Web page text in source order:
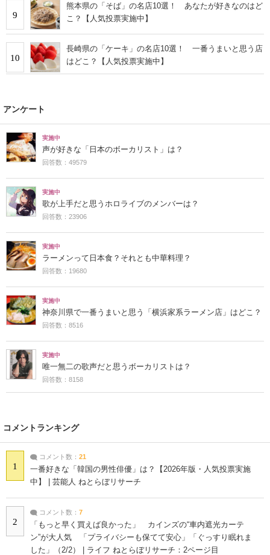
9
熊本県の「そば」の名店10選！ あなたが好きなのはど
こ？【人気投票実施中】
10
長崎県の「ケーキ」の名店10選！ 一番うまいと思う店
はどこ？【人気投票実施中】
アンケート
実施中
声が好きな「日本のボーカリスト」は？
回答数：49579
実施中
歌が上手だと思うホロライブのメンバーは？
回答数：23906
実施中
ラーメンって日本食？それとも中華料理？
回答数：19680
実施中
神奈川県で一番うまいと思う「横浜家系ラーメン店」はどこ？
回答数：8516
実施中
唯一無二の歌声だと思うボーカリストは？
回答数：8158
コメントランキング
1
コメント数： 21
一番好きな「韓国の男性俳優」は？【2026年版・人気投票実施
中】 | 芸能人 ねとらぼリサーチ
2
コメント数： 7
「もっと早く買えば良かった」 カインズの“車内遮光カーテ
ン”が大人気 「プライバシーも保てて安心」「ぐっすり眠れま
した」（2/2） | ライフ ねとらぼリサーチ：2ページ目